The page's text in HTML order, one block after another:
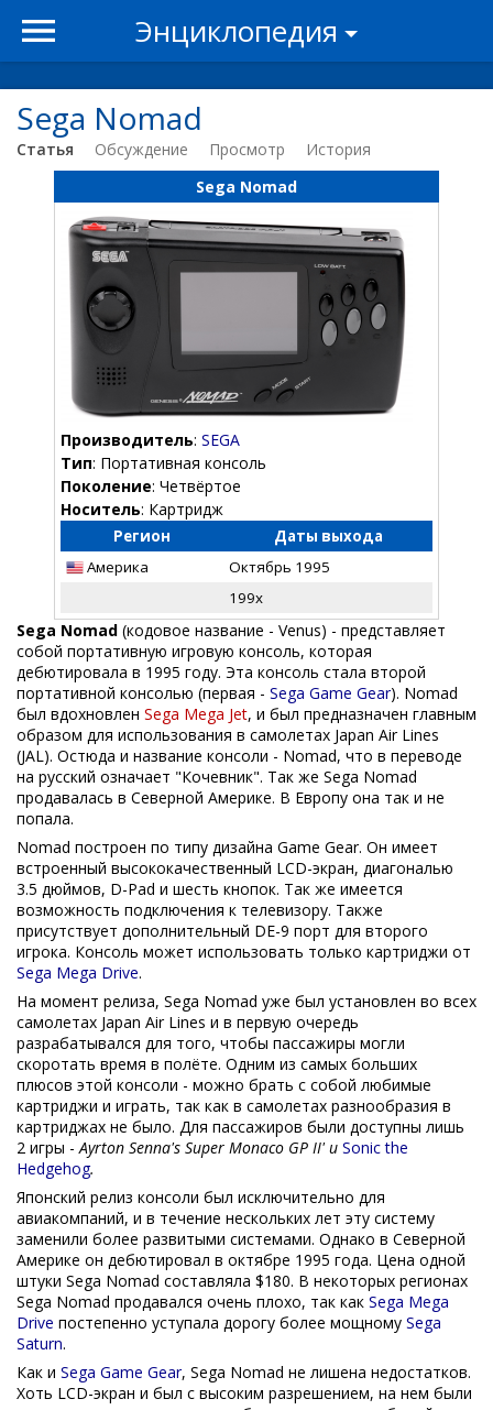
Энциклопедия
Sega Nomad
Статья Обсуждение Просмотр
История
Sega Nomad
Производитель: SEGA
Тип: Портативная консоль
Поколение: Четвёртое
Носитель: Картридж
Регион
Даты выхода
Америка
Октябрь 1995
199x
Sega Nomad (кодовое название - Venus) - представляет
собой портативную игровую консоль, которая
дебютировала в 1995 году. Эта консоль стала второй
портативной консолью (первая - Sega Game Gear). Nomad
был вдохновлен Sega Mega Jet, и был предназначен главным
образом для использования в самолетах Japan Air Lines
(JAL). Остюда и название консоли - Nomad, что в переводе
на русский означает "Кочевник". Так же Sega Nomad
продавалась в Северной Америке. В Европу она так и не
попала.
Nomad построен по типу дизайна Game Gear. Он имеет
встроенный высококачественный LCD-экран, диагональю
3.5 дюймов, D-Pad и шесть кнопок. Так же имеется
возможность подключения к телевизору. Также
присутствует дополнительный DE-9 порт для второго
игрока. Консоль может использовать только картриджи от
Sega Mega Drive.
На момент релиза, Sega Nomad уже был установлен во всех
самолетах Japan Air Lines и в первую очередь
разрабатывался для того, чтобы пассажиры могли
скоротать время в полёте. Одним из самых больших
плюсов этой консоли - можно брать с собой любимые
картриджи и играть, так как в самолетах разнообразия в
картриджах не было. Для пассажиров были доступны лишь
2 игры -Ayrton Senna's Super Monaco GP II' и Sonic the
Hedgehog.
Японский релиз консоли был исключительно для
авиакомпаний, и в течение нескольких лет эту систему
заменили более развитыми системами. Однако в Северной
Америке он дебютировал в октябре 1995 года. Цена одной
штуки Sega Nomad составляла $180. В некоторых регионах
Sega Nomad продавался очень плохо, так как Sega Mega
Drive постепенно уступала дорогу более мощному Sega
Saturn.
Как и Sega Game Gear, Sega Nomad не лишена недостатков.
Хоть LCD-экран и был с высоким разрешением, на нем были